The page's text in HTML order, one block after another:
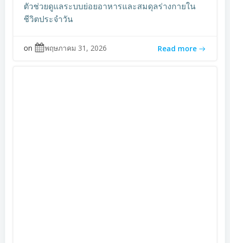
ตัวช่วยดูแลระบบย่อยอาหารและสมดุลร่างกายใน
ชีวิตประจำวัน
on พฤษภาคม 31, 2026 Read more